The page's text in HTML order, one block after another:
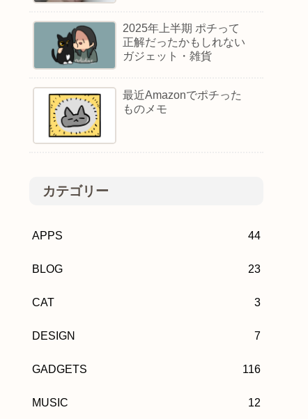
2025年上半期 ポチって
正解だったかもしれない
ガジェット・雑貨
最近Amazonでポチった
ものメモ
カテゴリー
APPS 44
BLOG 23
CAT 3
DESIGN 7
GADGETS 116
MUSIC 12